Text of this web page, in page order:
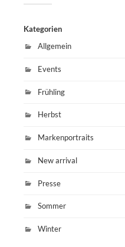
Kategorien
Allgemein
Events
Frühling
Herbst
Markenportraits
New arrival
Presse
Sommer
Winter